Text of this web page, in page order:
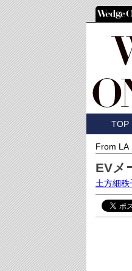
TOP
From LA
EVメ
土方細秩